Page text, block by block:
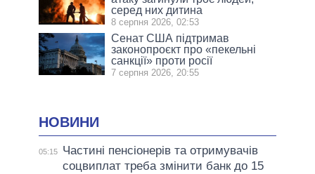
серед них дитина
8 серпня 2026, 02:53
Сенат США підтримав
законопроєкт про «пекельні
санкції» проти росії
7 серпня 2026, 20:55
НОВИНИ
05:15
Частині пенсіонерів та отримувачів
соцвиплат треба змінити банк до 15